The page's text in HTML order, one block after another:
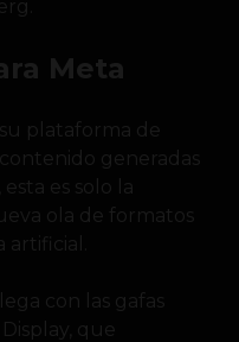
Meta
plataforma de
generadas
es solo la
ola de formatos
con las gafas
que